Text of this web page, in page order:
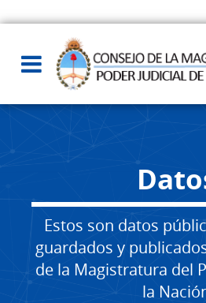
Estos son datos
guardados y
de la Magistratura del
la